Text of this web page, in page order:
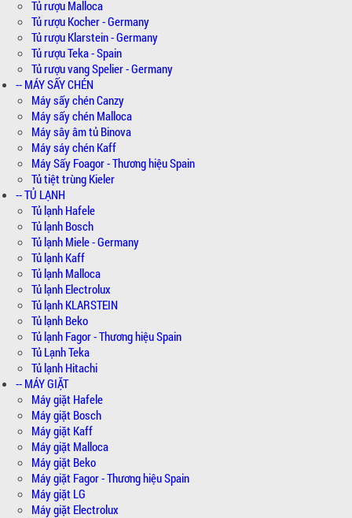
Tủ rượu Malloca
Tủ rượu Kocher - Germany
Tủ rượu Klarstein - Germany
Tủ rượu Teka - Spain
Tủ rượu vang Spelier - Germany
-- MÁY SẤY CHÉN
Máy sấy chén Canzy
Máy sấy chén Malloca
Máy sây âm tủ Binova
Máy sáy chén Kaff
Máy Sấy Foagor - Thương hiệu Spain
Tủ tiệt trùng Kieler
-- TỦ LẠNH
Tủ lạnh Hafele
Tủ lạnh Bosch
Tủ lạnh Miele - Germany
Tủ lạnh Kaff
Tủ lạnh Malloca
Tủ lạnh Electrolux
Tủ lạnh KLARSTEIN
Tủ lạnh Beko
Tủ lạnh Fagor - Thương hiệu Spain
Tủ Lạnh Teka
Tủ lạnh Hitachi
-- MÁY GIẶT
Máy giặt Hafele
Máy giặt Bosch
Máy giặt Kaff
Máy giặt Malloca
Máy giặt Beko
Máy giặt Fagor - Thương hiệu Spain
Máy giặt LG
Máy giặt Electrolux